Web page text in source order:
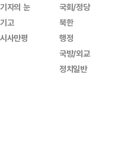
기자의 눈
기고
시사만평
국회/정당
북한
행정
국방/외교
정치일반